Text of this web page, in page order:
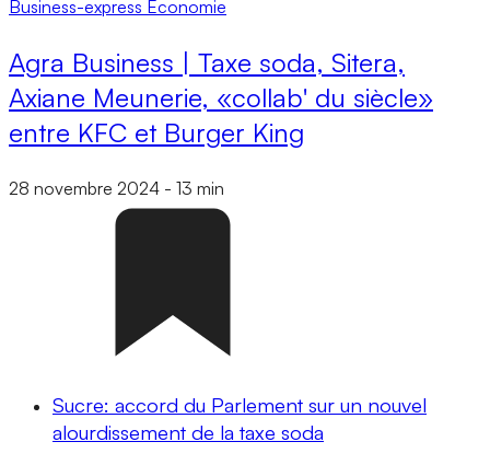
Business-express Economie
Agra Business | Taxe soda, Sitera,
Axiane Meunerie, «collab' du siècle»
entre KFC et Burger King
28 novembre 2024 - 13 min
Sucre: accord du Parlement sur un nouvel
alourdissement de la taxe soda